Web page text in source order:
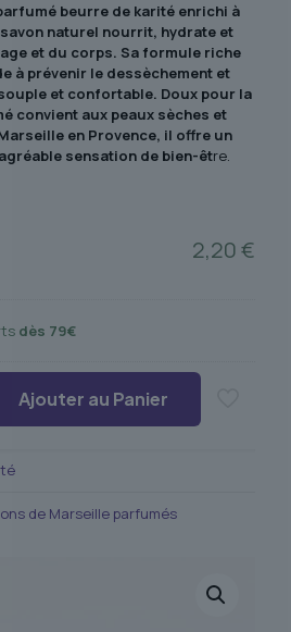
beurre de karité enrichi à
savon naturel nourrit, hydrate et
et du corps. Sa formule riche
à prévenir le dessèchement et
et confortable. Doux pour la
convient aux peaux sèches et
en Provence, il offre un
sensation de bien-être.
2,20€
dès 79€
Ajouter au Panier
de Marseille parfumés